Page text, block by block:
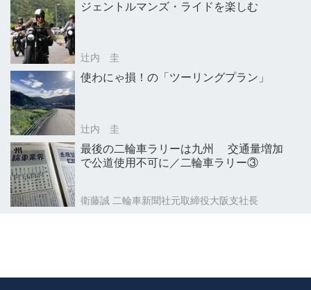
ジェントルマンズ・ライドを楽しむ
辻内 圭
使わにゃ損！の「ツーリングプラン」
辻内 圭
最後の二輪車ラリーは九州 交通量増加
で公道使用不可に／二輪車ラリー③
衛藤誠 二輪車新聞社元取締役大阪支社長